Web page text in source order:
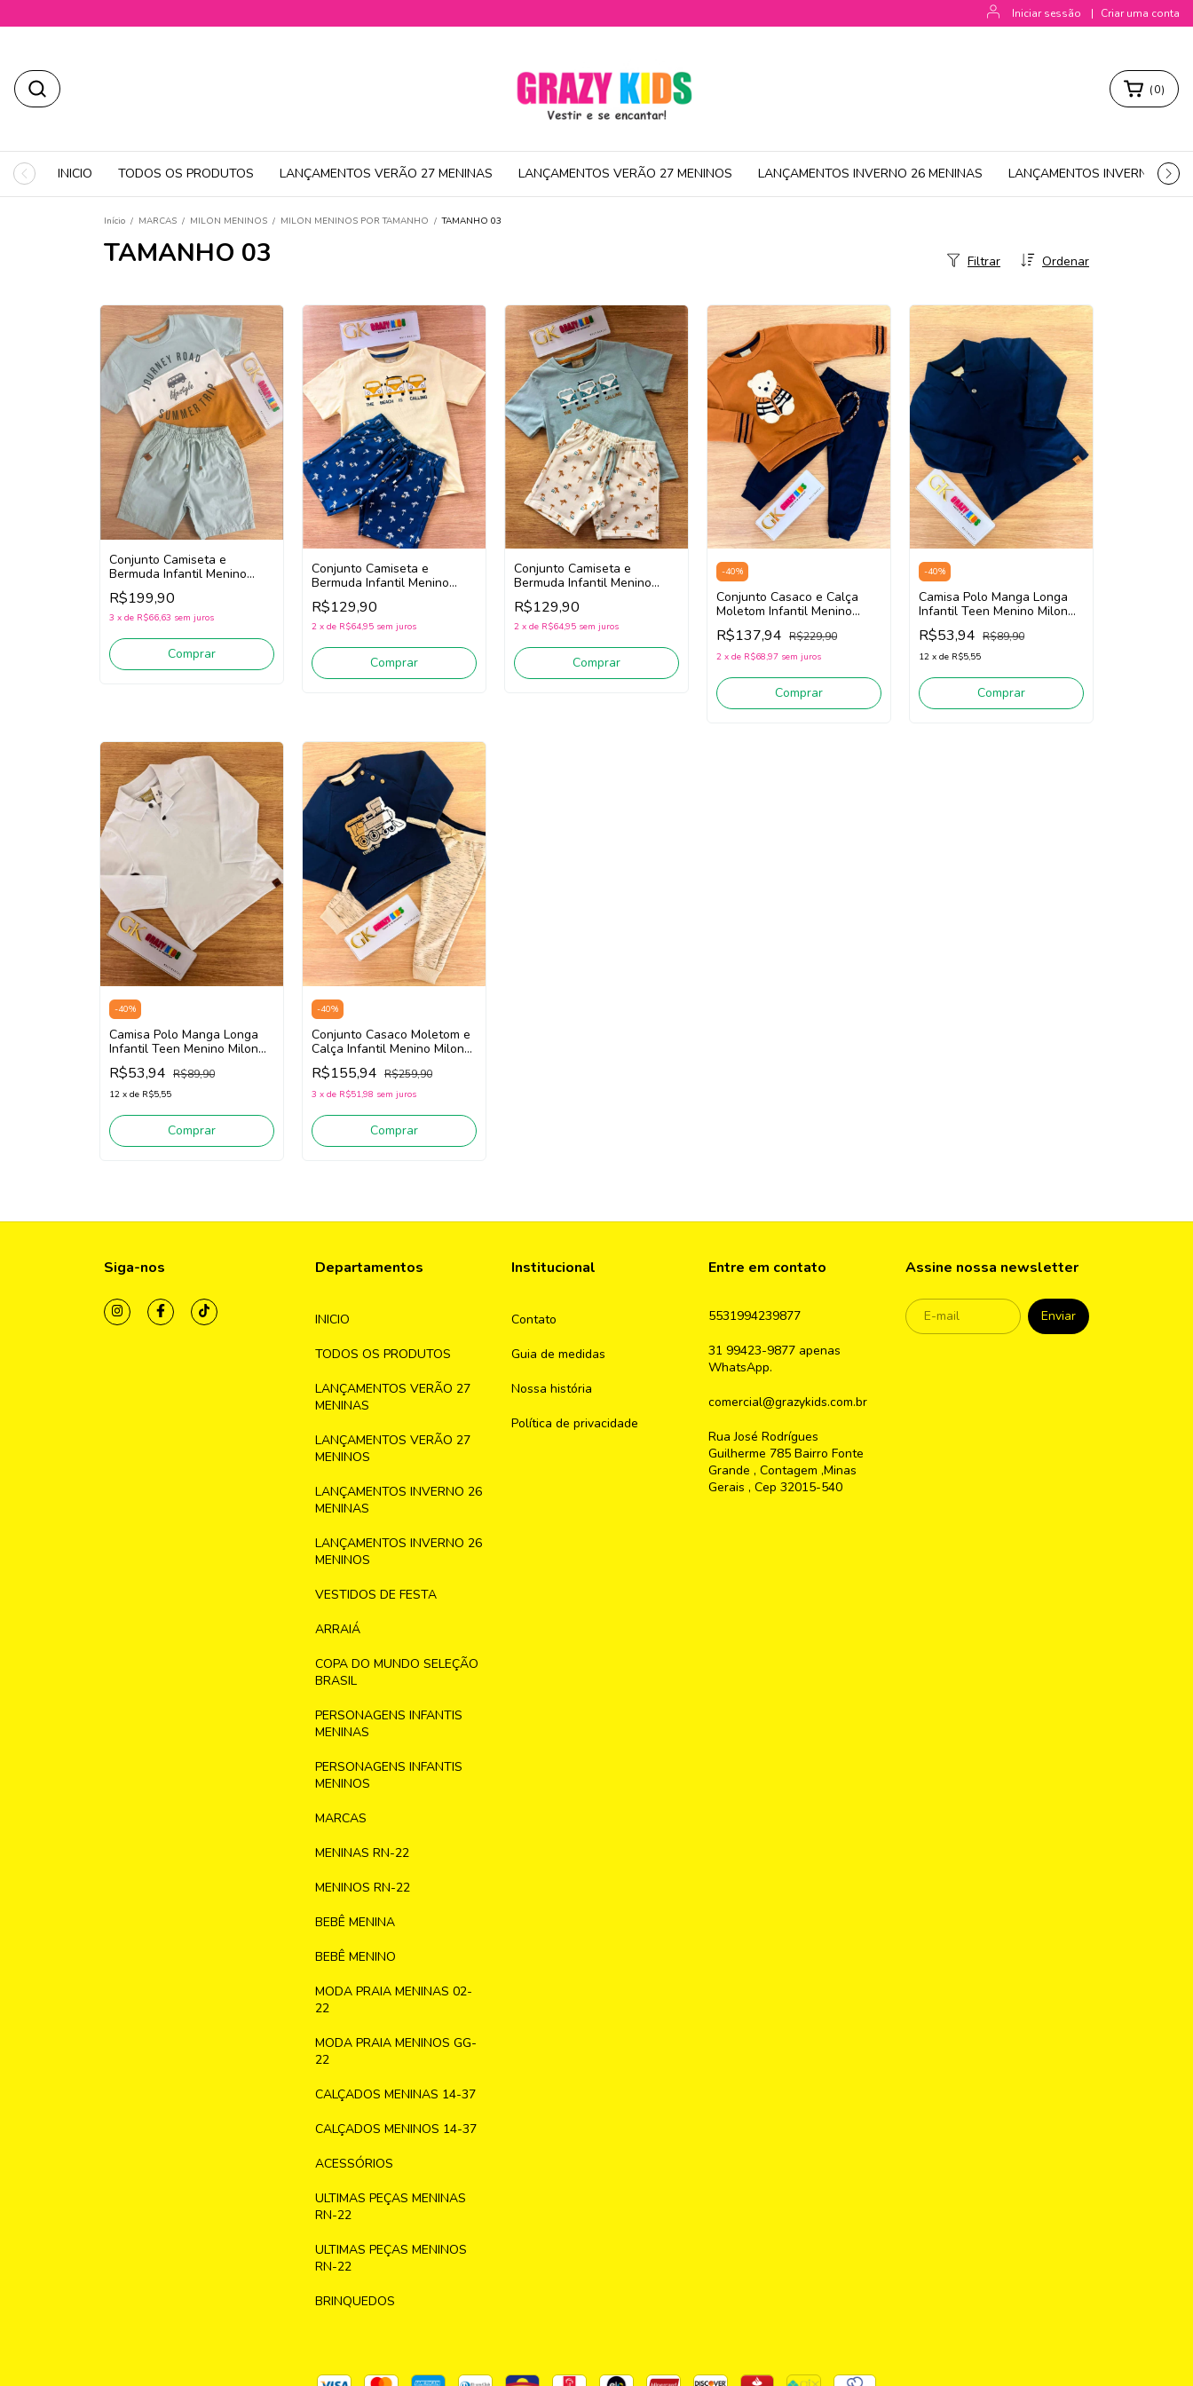
Iniciar sessão | Criar uma conta
(0)
INICIO TODOS OS PRODUTOS LANÇAMENTOS VERÃO 27 MENINAS LANÇAMENTOS VERÃO 27 MENINOS LANÇAMENTOS INVERNO 26 MENINAS LANÇAMENTOS INVERNO 26
Início / MARCAS / MILON MENINOS / MILON MENINOS POR TAMANHO / TAMANHO 03
TAMANHO 03 Ordenar
Filtrar
Conjunto Camiseta e
Bermuda Infantil Menino
Milon 2001795 (Azul/Bege
Escuro)
R$199,90
3 x de R$66,63 sem juros
Comprar
Conjunto Camiseta e
Bermuda Infantil Menino
Milon 2001790
(Amarelo/Azul)
R$129,90
2 x de R$64,95 sem juros
Comprar
Conjunto Camiseta e
Bermuda Infantil Menino
Milon 2001790 (Azul/Off
White)
R$129,90
2 x de R$64,95 sem juros
Comprar
-40%
Conjunto Casaco e Calça
Moletom Infantil Menino
Milon 2001531
(Ocre/Marinho)
R$137,94 R$229,90
2 x de R$68,97 sem juros
Comprar
-40%
Camisa Polo Manga Longa
Infantil Teen Menino Milon
2000993 (Marinho)
R$53,94 R$89,90
12 x de R$5,55
Comprar
-40%
Camisa Polo Manga Longa
Infantil Teen Menino Milon
2000993 (Branco)
R$53,94 R$89,90
12 x de R$5,55
Comprar
-40%
Conjunto Casaco Moletom e
Calça Infantil Menino Milon
2001533 (Marinho/Bege)
R$155,94 R$259,90
3 x de R$51,98 sem juros
Comprar
Siga-nos Departamentos
INICIO
TODOS OS PRODUTOS
LANÇAMENTOS VERÃO 27
MENINAS
LANÇAMENTOS VERÃO 27
MENINOS
LANÇAMENTOS INVERNO 26
MENINAS
LANÇAMENTOS INVERNO 26
MENINOS
VESTIDOS DE FESTA
ARRAIÁ
COPA DO MUNDO SELEÇÃO
BRASIL
PERSONAGENS INFANTIS
MENINAS
PERSONAGENS INFANTIS
MENINOS
MARCAS
MENINAS RN-22
MENINOS RN-22
BEBÊ MENINA
BEBÊ MENINO
MODA PRAIA MENINAS 02-
22
MODA PRAIA MENINOS GG-
22
CALÇADOS MENINAS 14-37
CALÇADOS MENINOS 14-37
ACESSÓRIOS
ULTIMAS PEÇAS MENINAS
RN-22
ULTIMAS PEÇAS MENINOS
RN-22
BRINQUEDOS
Institucional
Contato
Guia de medidas
Nossa história
Política de privacidade
Entre em contato
5531994239877
31 99423-9877 apenas
WhatsApp.
comercial@grazykids.com.br
Rua José Rodrígues
Guilherme 785 Bairro Fonte
Grande , Contagem ,Minas
Gerais , Cep 32015-540
Assine nossa newsletter